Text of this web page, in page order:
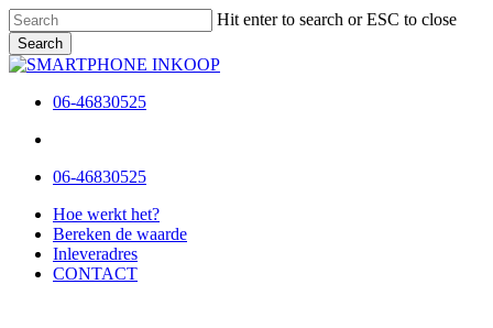
Skip
to
main
content
Hit enter to search or ESC to close
Search
Close
06-46830525
Menu
06-46830525
Menu
Hoe werkt het?
Bereken de waarde
Inleveradres
CONTACT